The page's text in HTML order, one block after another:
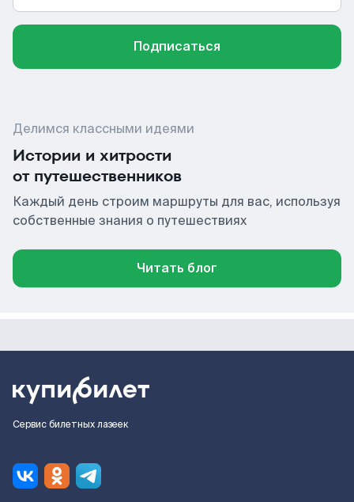
Подписаться
Делимся классными идеями
Истории и хитрости
от путешественников
Каждый день строим маршруты для вас, используя
собственные знания о путешествиях
Читать блог
Сервис билетных лазеек